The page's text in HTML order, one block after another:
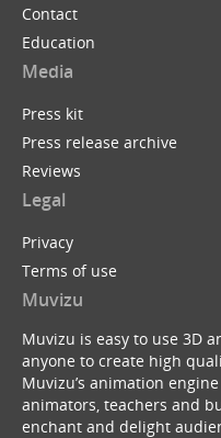
Contact
Education
Media
Press kit
Press release archive
Reviews
Legal
Privacy
Terms of use
Muvizu
Muvizu is easy to use 3D
anyone to create high
Muvizu’s animation
animators, teachers and
enchant and delight